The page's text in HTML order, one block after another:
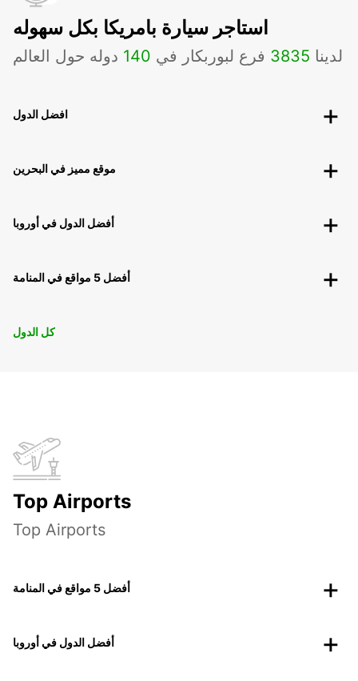
استاجر سيارة بامريكا بكل سهوله
لدينا 3835 فرع لبوربكار في 140 دوله حول العالم
افضل الدول
موقع مميز في البحرين
أفضل الدول في أوروبا
أفضل 5 مواقع في المنامة
كل الدول
Top Airports
Top Airports
أفضل 5 مواقع في المنامة
أفضل الدول في أوروبا